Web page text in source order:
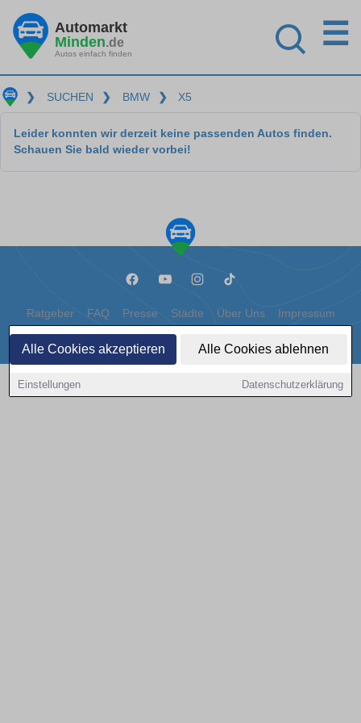
Alle Cookies akzeptieren Alle Cookies ablehnen
Einstellungen Datenschutzerklärung
Automarkt
Minden.de
Autos einfach finden
☰
❯ SUCHEN ❯ BMW ❯ X5
Leider konnten wir derzeit keine passenden Autos finden.
Schauen Sie bald wieder vorbei!
Ratgeber FAQ Presse Städte Über Uns Impressum
Datenschutz Cookies
Copyright © 2000 - 2026 | 1A Infosysteme GmbH | Content by: 1a-sites-autos